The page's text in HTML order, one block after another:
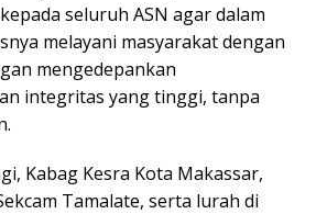
seluruh ASN agar dalam
melayani masyarakat dengan
mengedepankan
integritas yang tinggi, tanpa
Kabag Kesra Kota Makassar,
Tamalate, serta lurah di